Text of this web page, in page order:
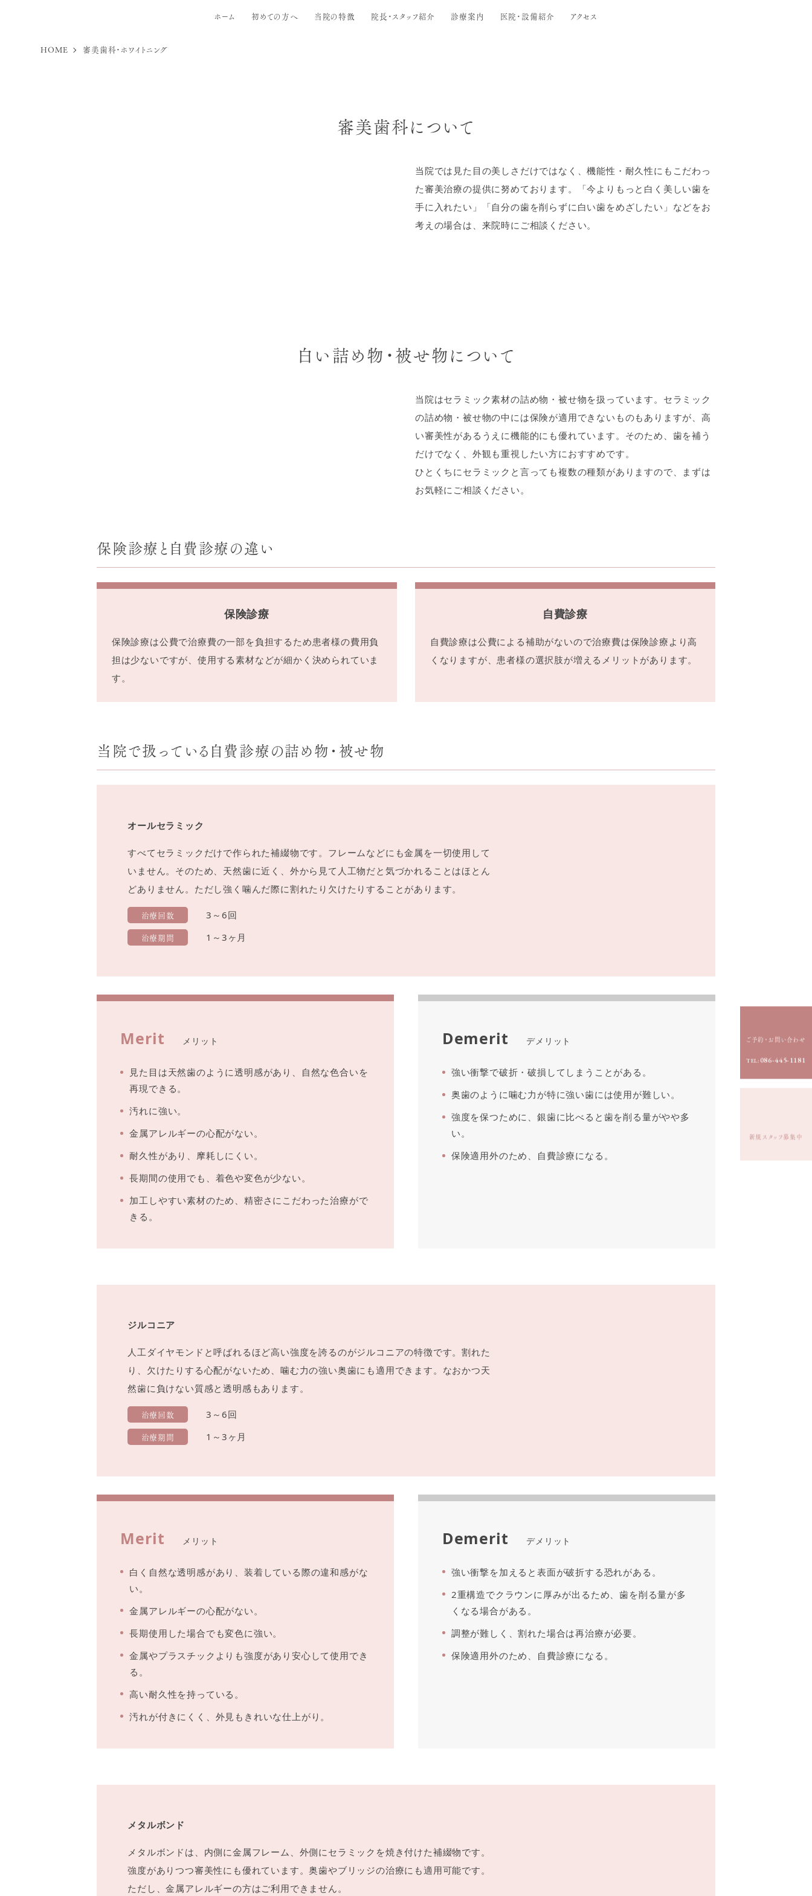
ご予約・お問い合わせ
TEL: 086-445-1181
新規スタッフ募集中
ホーム 初めての方へ 当院の特徴 院長・スタッフ紹介 診療案内
審美歯科・ホワイトニング
医院・設備紹介 アクセス
HOME 審美歯科・ホワイトニング
審美歯科について
当院では見た目の美しさだけではなく、機能性・耐久性にもこだわっ
た審美治療の提供に努めております。「今よりもっと白く美しい歯を
手に入れたい」「自分の歯を削らずに白い歯をめざしたい」などをお
考えの場合は、来院時にご相談ください。
白い詰め物・被せ物について
当院はセラミック素材の詰め物・被せ物を扱っています。セラミック
の詰め物・被せ物の中には保険が適用できないものもありますが、高
い審美性があるうえに機能的にも優れています。そのため、歯を補う
だけでなく、外観も重視したい方におすすめです。
ひとくちにセラミックと言っても複数の種類がありますので、まずは
お気軽にご相談ください。
保険診療と自費診療の違い
保険診療
保険診療は公費で治療費の一部を負担するため患者様の費用負
担は少ないですが、使用する素材などが細かく決められていま
す。
自費診療
自費診療は公費による補助がないので治療費は保険診療より高
くなりますが、患者様の選択肢が増えるメリットがあります。
当院で扱っている自費診療の詰め物・被せ物
オールセラミック
すべてセラミックだけで作られた補綴物です。フレームなどにも金属を一切使用して
いません。そのため、天然歯に近く、外から見て人工物だと気づかれることはほとん
どありません。ただし強く噛んだ際に割れたり欠けたりすることがあります。
治療回数 3～6回
治療期間 1～3ヶ月
Merit メリット
見た目は天然歯のように透明感があり、自然な色合いを
再現できる。
汚れに強い。
金属アレルギーの心配がない。
耐久性があり、摩耗しにくい。
長期間の使用でも、着色や変色が少ない。
加工しやすい素材のため、精密さにこだわった治療がで
きる。
Demerit デメリット
強い衝撃で破折・破損してしまうことがある。
奥歯のように噛む力が特に強い歯には使用が難しい。
強度を保つために、銀歯に比べると歯を削る量がやや多
い。
保険適用外のため、自費診療になる。
ジルコニア
人工ダイヤモンドと呼ばれるほど高い強度を誇るのがジルコニアの特徴です。割れた
り、欠けたりする心配がないため、噛む力の強い奥歯にも適用できます。なおかつ天
然歯に負けない質感と透明感もあります。
治療回数 3～6回
治療期間 1～3ヶ月
Merit メリット
白く自然な透明感があり、装着している際の違和感がな
い。
金属アレルギーの心配がない。
長期使用した場合でも変色に強い。
金属やプラスチックよりも強度があり安心して使用でき
る。
高い耐久性を持っている。
汚れが付きにくく、外見もきれいな仕上がり。
Demerit デメリット
強い衝撃を加えると表面が破折する恐れがある。
2重構造でクラウンに厚みが出るため、歯を削る量が多
くなる場合がある。
調整が難しく、割れた場合は再治療が必要。
保険適用外のため、自費診療になる。
メタルボンド
メタルボンドは、内側に金属フレーム、外側にセラミックを焼き付けた補綴物です。
強度がありつつ審美性にも優れています。奥歯やブリッジの治療にも適用可能です。
ただし、金属アレルギーの方はご利用できません。